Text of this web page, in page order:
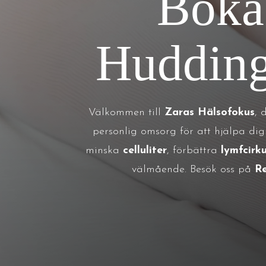
Välkommen till Zaras Hälsofokus,
personlig omsorg för att hjälpa
minska celluliter, förbättra
välmående. Besök oss på